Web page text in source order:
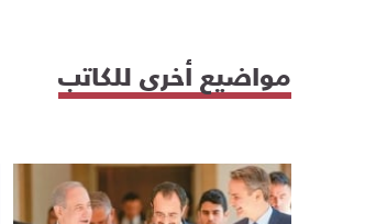
مواضيع أخرى للكاتب